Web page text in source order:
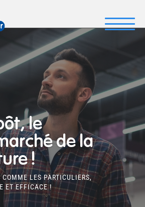
le
de la
!
COMME LES PARTICULIERS,
ET EFFICACE !